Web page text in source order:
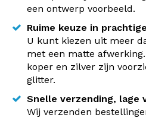
een ontwerp voorbeeld.
Ruime keuze in
U kunt kiezen uit meer
met een matte
koper en zilver zijn
glitter.
Snelle verzending, lage
Wij verzenden